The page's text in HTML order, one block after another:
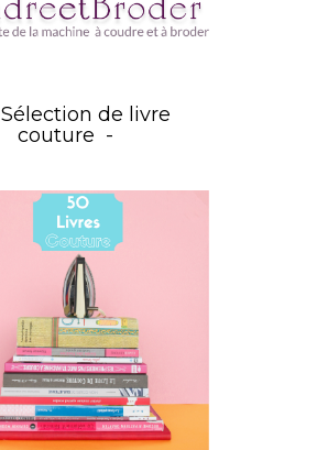
Sélection de livre
couture